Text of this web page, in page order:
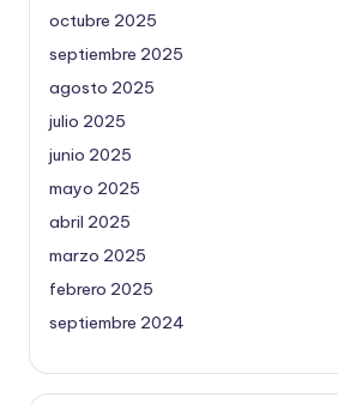
octubre 2025
septiembre 2025
agosto 2025
julio 2025
junio 2025
mayo 2025
abril 2025
marzo 2025
febrero 2025
septiembre 2024